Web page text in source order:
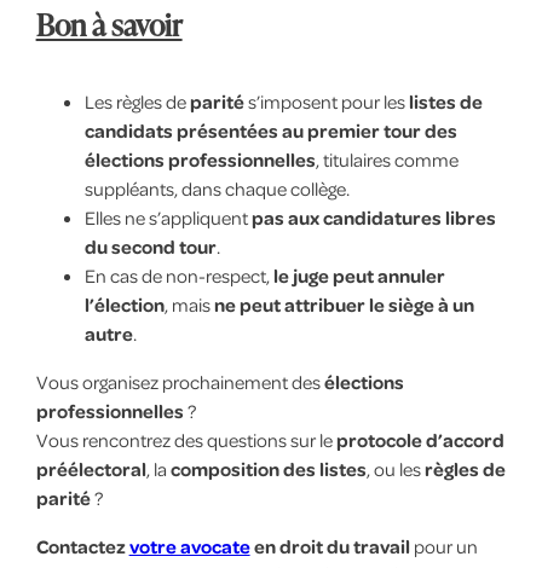
Bon à savoir
Les règles deparités’imposent pour les listes de
candidats présentées au premier tour des
élections professionnelles, titulaires comme
suppléants, dans chaque collège.
Elles ne s’appliquentpas aux candidatures libres
du second tour.
En cas de non-respect, le juge peut annuler
l’élection, maisne peut attribuer le siège à un
autre.
Vous organisez prochainement desélections
professionnelles ?
Vous rencontrez des questions sur leprotocole d’accord
préélectoral, la composition des listes, ou lesrègles de
parité?
Contactezvotre avocateen droit du travailpour un